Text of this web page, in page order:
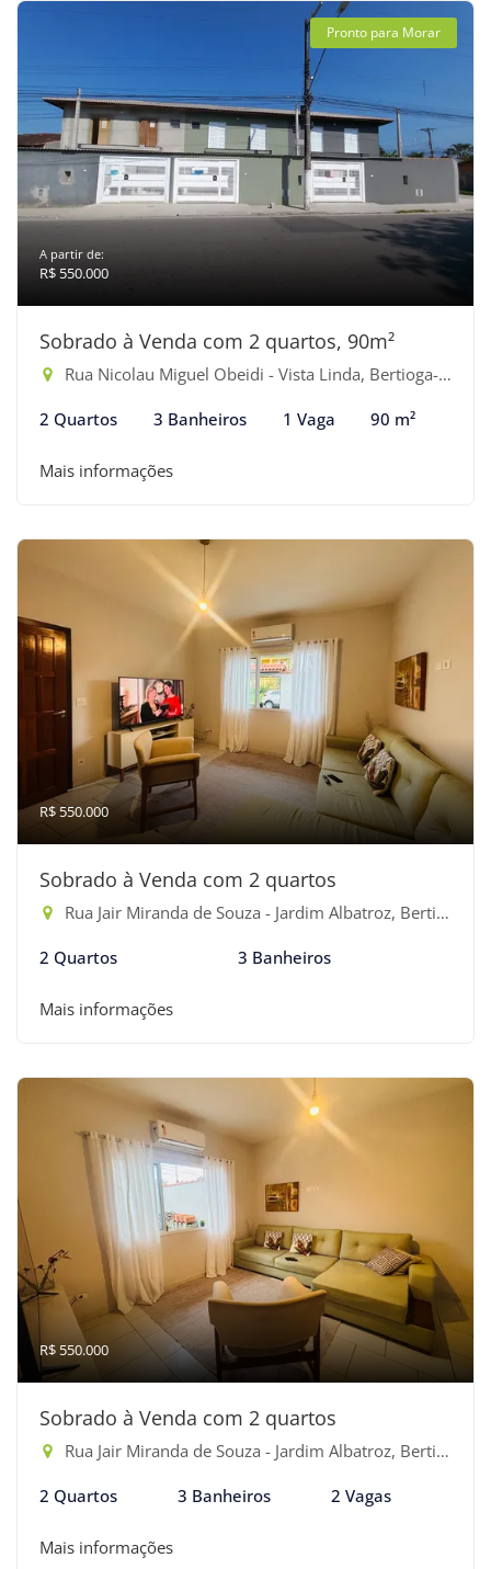
Pronto para Morar
A partir de:
R$ 550.000
Sobrado à Venda com 2 quartos, 90m²
Rua Nicolau Miguel Obeidi - Vista Linda, Bertioga-SP
2 Quartos 3 Banheiros 1 Vaga 90 m²
Mais informações
R$ 550.000
Sobrado à Venda com 2 quartos
Rua Jair Miranda de Souza - Jardim Albatroz, Bertioga-SP
2 Quartos 3 Banheiros
Mais informações
R$ 550.000
Sobrado à Venda com 2 quartos
Rua Jair Miranda de Souza - Jardim Albatroz, Bertioga-SP
2 Quartos 3 Banheiros 2 Vagas
Mais informações